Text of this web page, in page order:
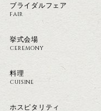
ブライダルフェア
FAIR
挙式会場
CEREMONY
料理
CUISINE
ホスピタリティ